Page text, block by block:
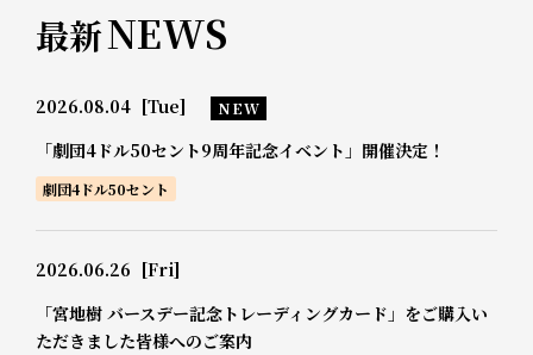
最新NEWS
2026.08.04 [Tue] NEW
「劇団4ドル50セント9周年記念イベント」開催決定！
劇団4ドル50セント
2026.06.26 [Fri]
「宮地樹 バースデー記念トレーディングカード」をご購入い
ただきました皆様へのご案内